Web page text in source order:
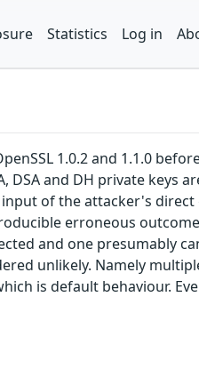
Statistics Log in
1.0.2 and 1.1.0
and DH private keys
of the attacker's direct
erroneous
and one presumably
unlikely. Namely
is default behaviour.